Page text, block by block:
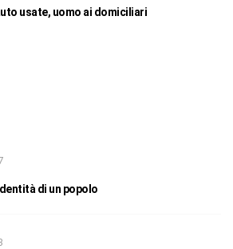
usate, uomo ai domiciliari
di un popolo